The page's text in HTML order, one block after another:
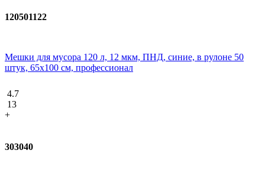
120501122
Мешки для мусора 120 л, 12 мкм, ПНД, синие, в рулоне 50
штук, 65х100 см, профессионал
4.7
13
+
303040